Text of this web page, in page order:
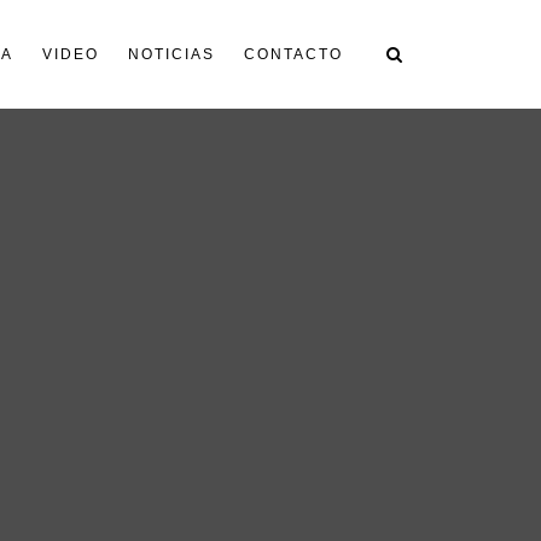
VIDEO NOTICIAS CONTACTO